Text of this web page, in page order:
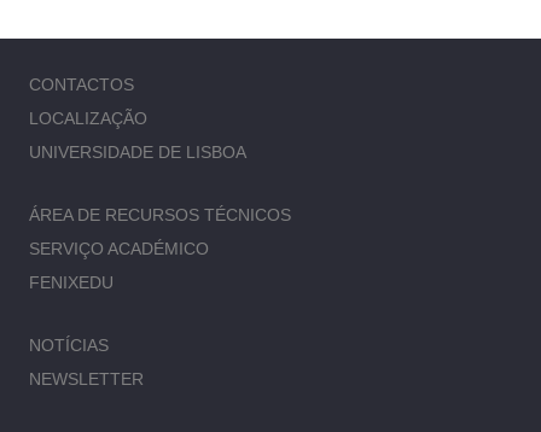
CONTACTOS
LOCALIZAÇÃO
UNIVERSIDADE DE LISBOA
ÁREA DE RECURSOS TÉCNICOS
SERVIÇO ACADÉMICO
FENIXEDU
NOTÍCIAS
NEWSLETTER